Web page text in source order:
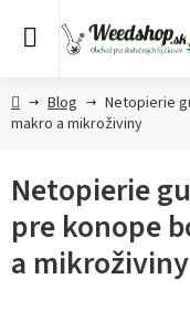
Domov
Blog
Netopierie
makro a mikroživiny
Netopierie
pre konope
a mikroživiny